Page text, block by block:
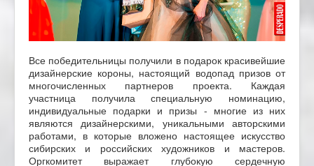
Все победительницы получили в подарок красивейшие
дизайнерские короны, настоящий водопад призов от
многочисленных партнеров проекта. Каждая
участница получила специальную номинацию,
индивидуальные подарки и призы - многие из них
являются дизайнерскими, уникальными авторскими
работами, в которые вложено настоящее искусство
сибирских и российских художников и мастеров.
Оргкомитет выражает глубокую сердечную